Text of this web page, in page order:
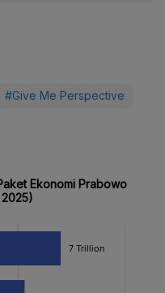
#Give Me Perspective